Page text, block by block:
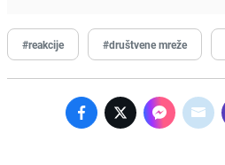
#reakcije #društvene mreže